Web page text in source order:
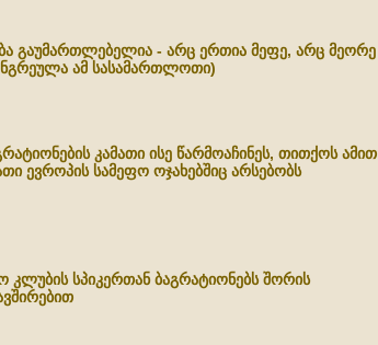
გაუმართლებელია - არც ერთია მეფე, არც მეორე
ამ სასამართლოთი)
კამათი ისე წარმოაჩინეს, თითქოს ამით
ევროპის სამეფო ოჯახებშიც არსებობს
კლუბის სპიკერთან ბაგრატიონებს შორის